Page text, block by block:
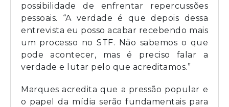
possibilidade de enfrentar repercussões
pessoais. “A verdade é que depois dessa
entrevista eu posso acabar recebendo mais
um processo no STF. Não sabemos o que
pode acontecer, mas é preciso falar a
verdade e lutar pelo que acreditamos.”
Marques acredita que a pressão popular e
o papel da mídia serão fundamentais para